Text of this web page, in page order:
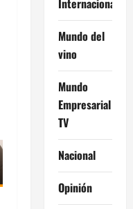
Mundo del
vino
Mundo
Empresarial
TV
Nacional
Opinión